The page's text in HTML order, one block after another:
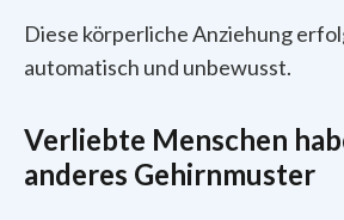
Diese körperliche Anziehung
automatisch und unbewusst.
Verliebte Menschen
anderes Gehirnmuster